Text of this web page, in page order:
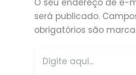
será publicado.
obrigatórios são
aqui...